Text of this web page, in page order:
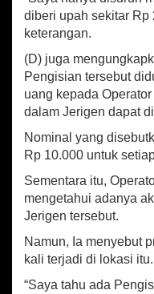
a
y
i
a
n
g
u
t
K
e
J
e
i
g
e
diberi upah sekitar Rp
keterangan.
(D) juga
Pengisian tersebut
uang kepada
dalam Jerigen dapat
Nominal yang
Rp 10.000 untuk
Sementara itu,
mengetahui adanya
Jerigen tersebut.
Namun, Ia menyebut
kali terjadi di lokasi itu.
“Saya tahu ada